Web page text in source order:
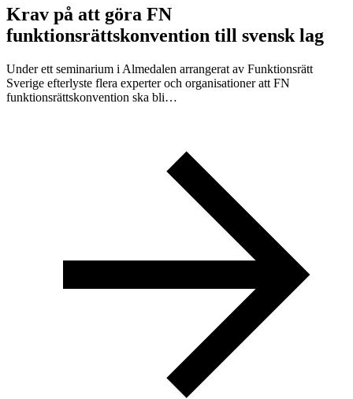
Krav på att göra FN
funktionsrättskonvention till svensk lag
Under ett seminarium i Almedalen arrangerat av Funktionsrätt
Sverige efterlyste flera experter och organisationer att FN
funktionsrättskonvention ska bli…